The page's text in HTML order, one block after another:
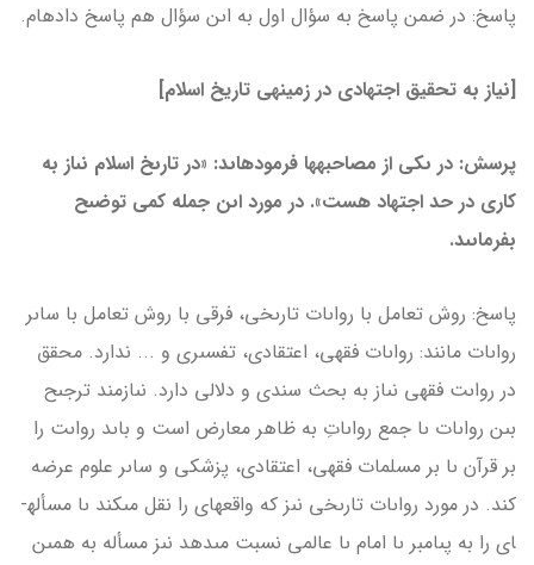
پاسخ: در ضمن پاسخ به سؤال اول به اىن سؤال هم پاسخ داده­ام.
[نیاز به تحقیق اجتهادی در زمینه­ی تاریخ اسلام]
پرسش: در ىکى از مصاحبه­ها فرموده­اىد: «در تارىخ اسلام نىاز به
کارى در حد اجتهاد هست». در مورد اىن جمله کمى توضىح
بفرماىىد.
پاسخ: روش تعامل با رواىات تارىخى، فرقى با روش تعامل با ساىر
رواىات مانند: رواىات فقهى، اعتقادى، تفسىرى و ... ندارد. محقق
در رواىت فقهى نىاز به بحث سندى و دلالى دارد. نىازمند ترجىح
بىن رواىات ىا جمع رواىاتِ به ظاهر معارض است و باىد رواىت را
بر قرآن ىا بر مسلمات فقهى، اعتقادى، پزشکى و ساىر علوم عرضه
کند. در مورد رواىات تارىخى نىز که واقعه­اى را نقل مى­کند ىا مسأله­
اى را به پىامبر ىا امام ىا عالمى نسبت مى­دهد نىز مسأله به همىن